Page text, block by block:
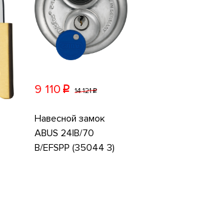
9 110 p 14 121p
Навесной замок
ABUS 24IB/70
B/EFSPP (35044 3)